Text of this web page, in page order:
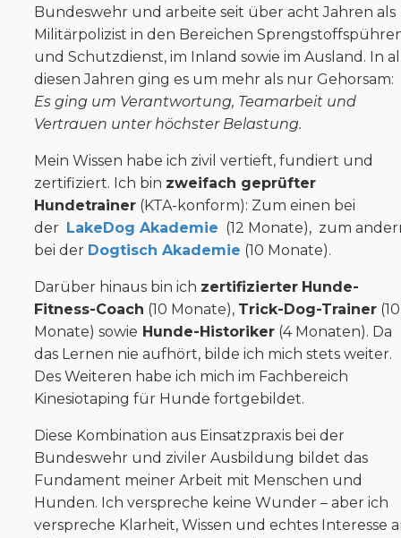
Bundeswehr und arbeite seit über acht Jahren als
Militärpolizist in den Bereichen
und Schutzdienst, im Inland sowie im Ausland. In
diesen Jahren ging es um mehr als nur Gehorsam:
Es ging um Verantwortung, Teamarbeit und
Vertrauen unter höchster Belastung.
Mein Wissen habe ich zivil vertieft, fundiert und
zertifiziert. Ich bin zweifach geprüfter
Hundetrainer (KTA-konform): Zum einen bei
der LakeDog Akademie (12 Monate), zum
bei der Dogtisch Akademie (10 Monate).
Darüber hinaus bin ich zertifizierter Hunde-
Fitness-Coach (10 Monate), Trick-Dog-Trainer (10
Monate) sowie Hunde-Historiker (4 Monaten). Da
das Lernen nie aufhört, bilde ich mich stets weiter.
Des Weiteren habe ich mich im Fachbereich
Kinesiotaping für Hunde fortgebildet.
Diese Kombination aus Einsatzpraxis bei der
Bundeswehr und ziviler Ausbildung bildet das
Fundament meiner Arbeit mit Menschen und
Hunden. Ich verspreche keine Wunder – aber ich
verspreche Klarheit, Wissen und echtes Interesse